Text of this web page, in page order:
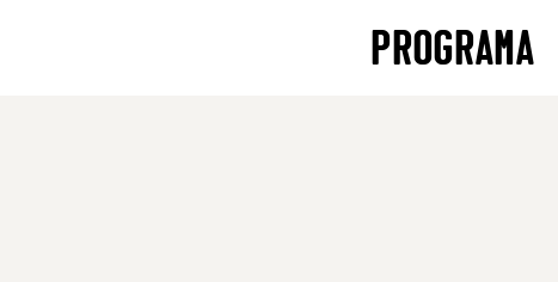
PROGRAMA